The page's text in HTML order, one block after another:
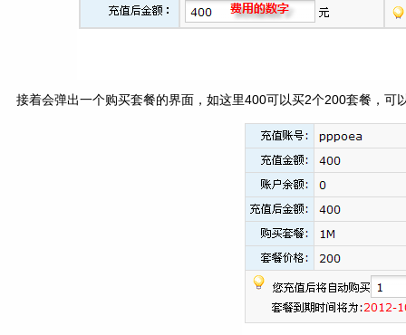
接着会弹出一个购买套餐的界面，如这里400可以买2个200套餐，